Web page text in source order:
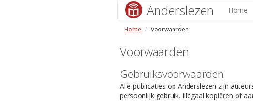
Anderslezen Home
Home Voorwaarden
Voorwaarden
Gebruiksvoorwaarden
Alle publicaties op Anderslezen zijn
persoonlijk gebruik. Illegaal kopiëren of